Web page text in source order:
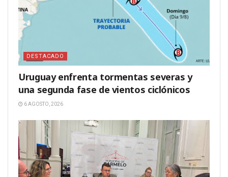
DESTACADO
Uruguay enfrenta tormentas severas y
una segunda fase de vientos ciclónicos
6 AGOSTO, 2026